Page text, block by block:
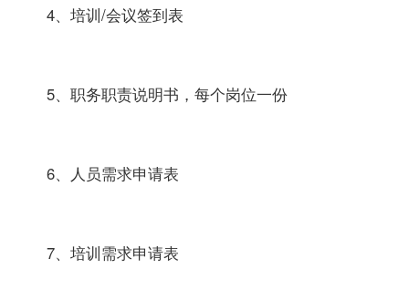
4、培训/会议签到表
5、职务职责说明书，每个岗位一份
6、人员需求申请表
7、培训需求申请表